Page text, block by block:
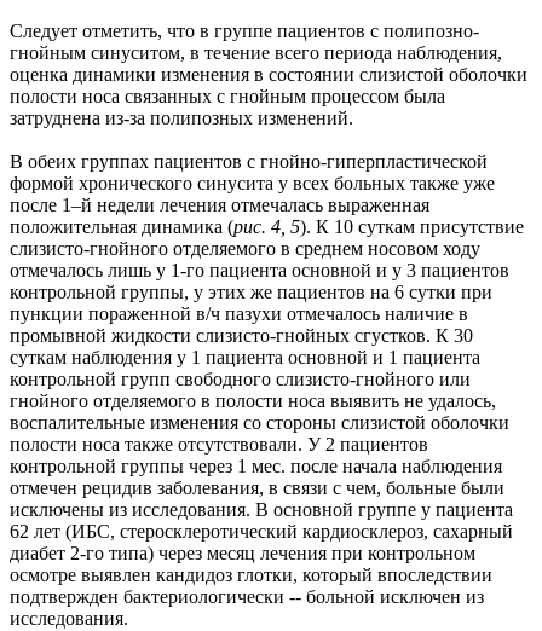
Следует отметить, что в группе пациентов с полипозно-
гнойным синуситом, в течение всего периода наблюдения,
оценка динамики изменения в состоянии слизистой оболочки
полости носа связанных с гнойным процессом была
затруднена из-за полипозных изменений.
В обеих группах пациентов с гнойно-гиперпластической
формой хронического синусита у всех больных также уже
после 1–й недели лечения отмечалась выраженная
положительная динамика (рис. 4, 5). К 10 суткам присутствие
слизисто-гнойного отделяемого в среднем носовом ходу
отмечалось лишь у 1-го пациента основной и у 3 пациентов
контрольной группы, у этих же пациентов на 6 сутки при
пункции пораженной в/ч пазухи отмечалось наличие в
промывной жидкости слизисто-гнойных сгустков. К 30
суткам наблюдения у 1 пациента основной и 1 пациента
контрольной групп свободного слизисто-гнойного или
гнойного отделяемого в полости носа выявить не удалось,
воспалительные изменения со стороны слизистой оболочки
полости носа также отсутствовали. У 2 пациентов
контрольной группы через 1 мес. после начала наблюдения
отмечен рецидив заболевания, в связи с чем, больные были
исключены из исследования. В основной группе у пациента
62 лет (ИБС, стеросклеротический кардиосклероз, сахарный
диабет 2-го типа) через месяц лечения при контрольном
осмотре выявлен кандидоз глотки, который впоследствии
подтвержден бактериологически -- больной исключен из
исследования.